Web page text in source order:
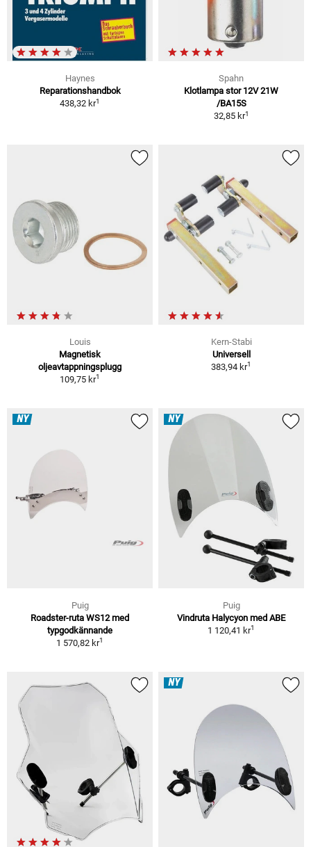
Haynes
Reparationshandbok
438,32 kr1
Spahn
Klotlampa stor 12V 21W
/BA15S
32,85 kr1
Louis
Magnetisk
oljeavtappningsplugg
109,75 kr1
Kern-Stabi
Universell
383,94 kr1
NY
Puig
Roadster-ruta WS12 med
typgodkännande
1 570,82 kr1
NY
Puig
Vindruta Halycyon med ABE
1 120,41 kr1
NY